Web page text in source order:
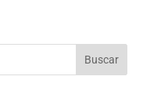
Buscar